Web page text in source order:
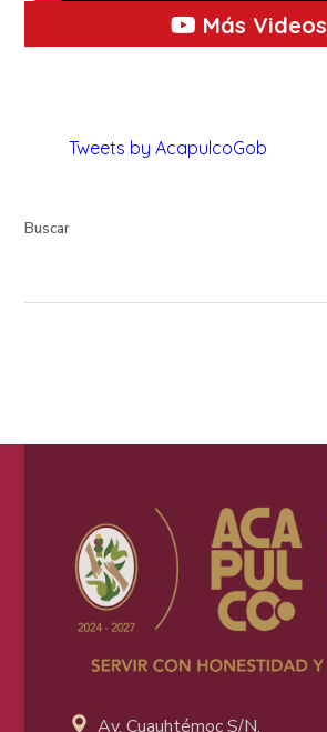
Más Videos
Tweets by AcapulcoGob
Buscar
Av. Cuauhtémoc S/N,